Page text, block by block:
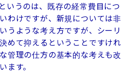
いうのは、既存の経常費目につ
わけですが、新規については非
うような考え方ですが、シーリ
めて抑えるということですけれ
管理の仕方の基本的な考えも改
ます。